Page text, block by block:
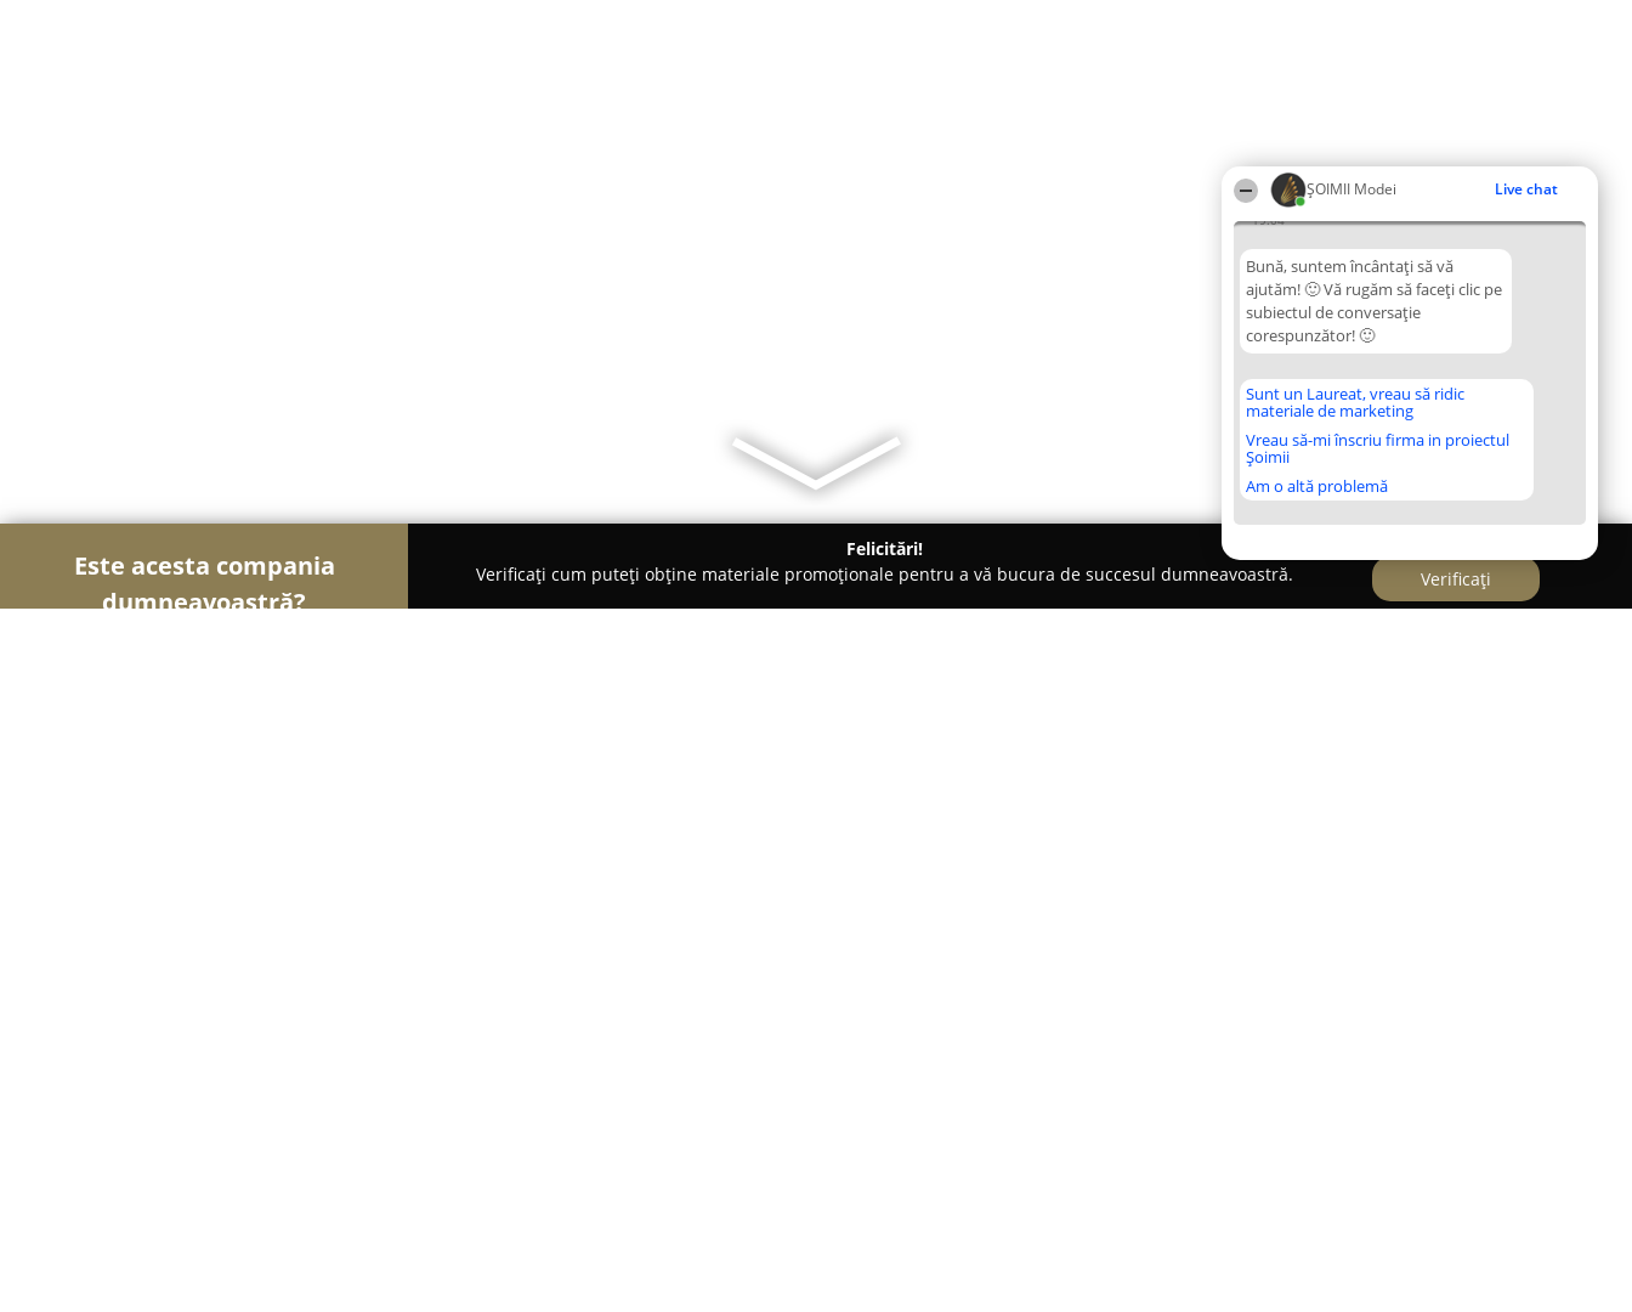
ȘOIMII Modei Live chat
19:04
Bună, suntem încântați să vă
ajutăm! 🙂 Vă rugăm să faceți clic pe
subiectul de conversație
corespunzător! 🙂
Sunt un Laureat, vreau să ridic
materiale de marketing
Vreau să-mi înscriu firma in proiectul
Șoimii
Am o altă problemă
Este acesta compania
dumneavoastră?
Felicitări!
Verificați cum puteți obține materiale promoționale pentru a vă bucura de succesul dumneavoastră.
Verificați